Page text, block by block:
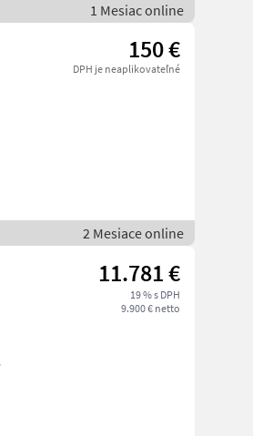
1 Mesiac online
150 €
DPH je neaplikovateľné
2 Mesiace online
11.781 €
19 % s DPH
9.900 € netto